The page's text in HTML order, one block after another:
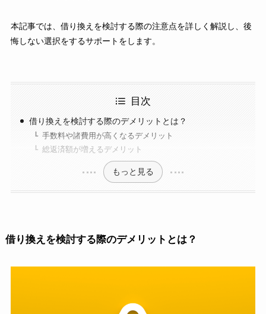
本記事では、借り換えを検討する際の注意点を詳しく解説し、後
悔しない選択をするサポートをします。
目次
借り換えを検討する際のデメリットとは？
手数料や諸費用が高くなるデメリット
総返済額が増えるデメリット
もっと見る
借り換えを検討する際のデメリットとは？